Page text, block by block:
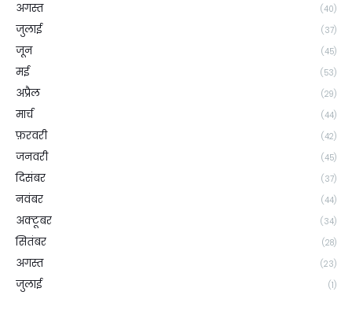
अगस्त (40)
जुलाई (37)
जून (45)
मई (53)
अप्रैल (29)
मार्च (44)
फ़रवरी (42)
जनवरी (45)
दिसंबर (37)
नवंबर (44)
अक्टूबर (34)
सितंबर (28)
अगस्त (23)
जुलाई (1)